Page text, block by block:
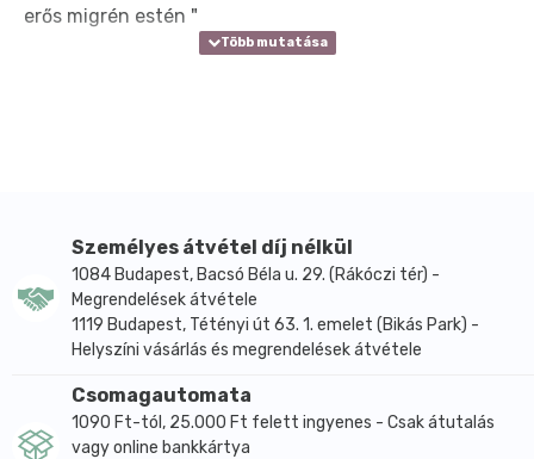
erős migrén estén "
Személyes átvétel díj nélkül
1084 Budapest, Bacsó Béla u. 29. (Rákóczi tér) -
Megrendelések átvétele
1119 Budapest, Tétényi út 63. 1. emelet (Bikás Park) -
Helyszíni vásárlás és megrendelések átvétele
Csomagautomata
1090 Ft-tól, 25.000 Ft felett ingyenes - Csak átutalás
vagy online bankkártya